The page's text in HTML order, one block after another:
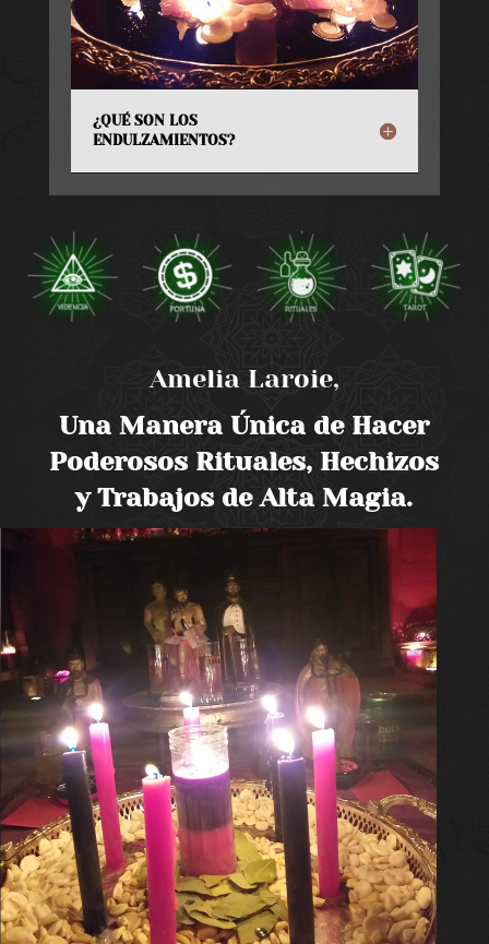
¿QUÉ SON LOS
ENDULZAMIENTOS?
Amelia Laroie,
Una Manera Única de Hacer
Poderosos Rituales, Hechizos
y Trabajos de Alta Magia.